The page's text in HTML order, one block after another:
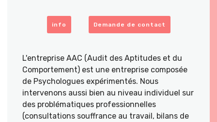
info Demande de contact
L'entreprise AAC (Audit des Aptitudes et du
Comportement) est une entreprise composée
de Psychologues expérimentés. Nous
intervenons aussi bien au niveau individuel sur
des problématiques professionnelles
(consultations souffrance au travail, bilans de